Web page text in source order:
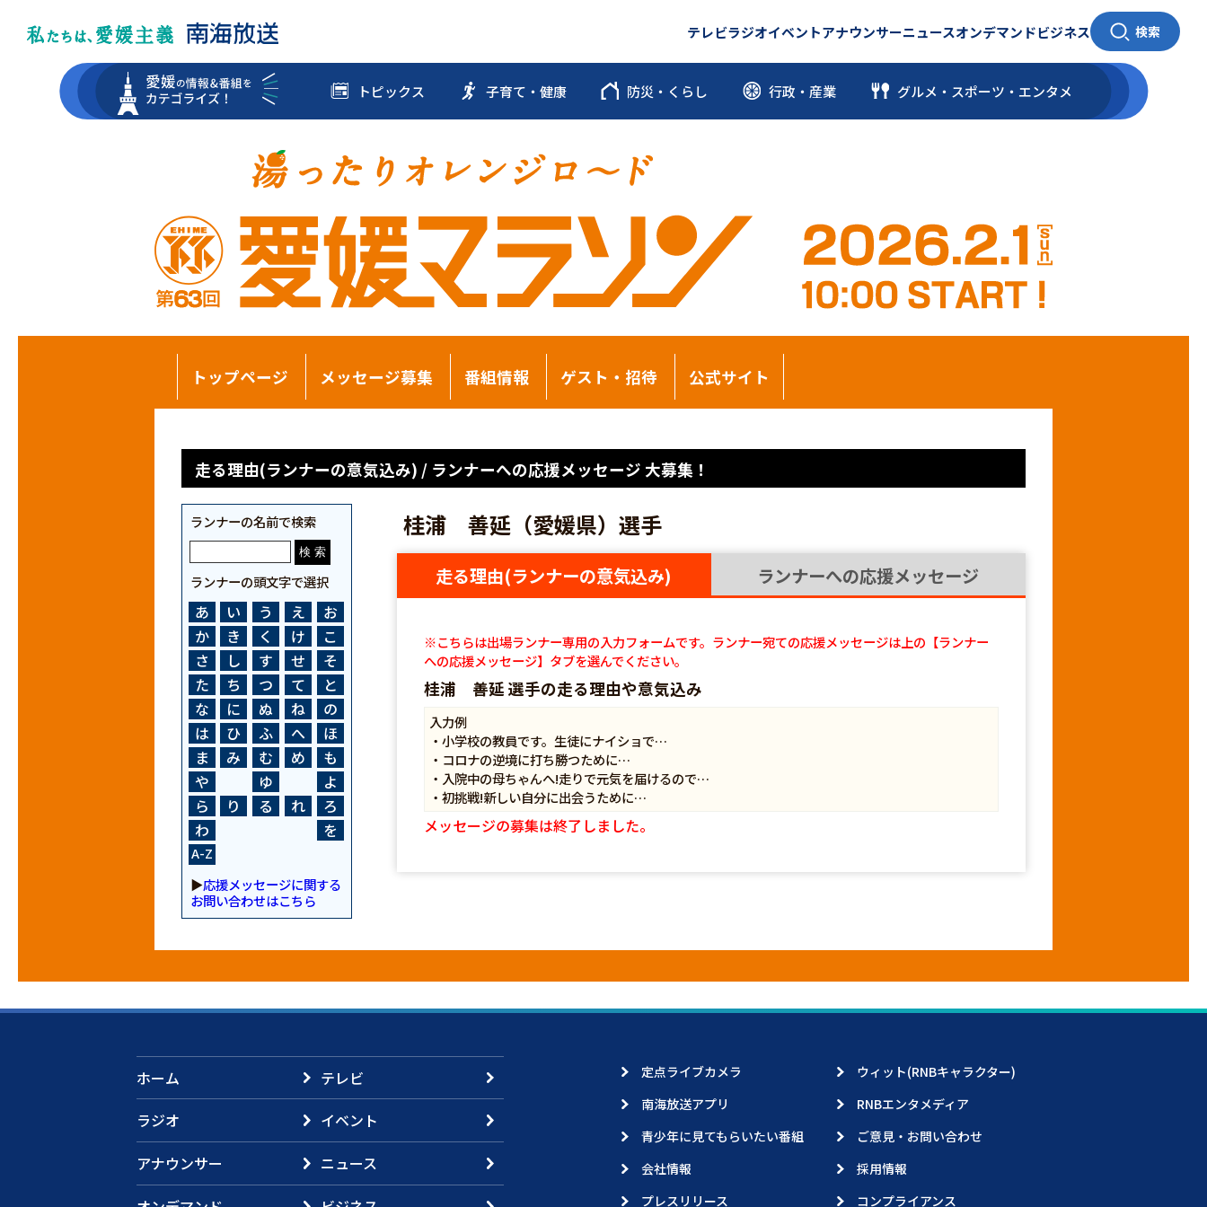
テレビラジオイベントアナウンサーニュースオンデマンドビジネス 検索
トピックス 子育て・健康 防災・くらし 行政・産業 グルメ・スポーツ ・ エンタメ
トップページ メッセージ募集 番組情報 ゲスト・招待 公式サイト
走る理由(ランナーの意気込み) / ランナーへの応援メッセージ 大募集！
ランナーの名前で検索
ランナーの頭文字で選択
あ い う え
お
か
き く け
こ
さ
し す せ
そ
た
ち つ て
と
な
に ぬ ね
の
は
ひ ふ へ
ほ
ま
み む め
も
や
ゆ
よ
ら
り る れ
ろ
わ
を
A-Z
▶応援メッセージに関する
お問い合わせはこちら
桂浦 善延（愛媛県）選手
走る理由(ランナーの意気込み) ランナーへの応援メッセージ
※こちらは出場ランナー専用の入力フォームです。ランナー宛ての応援メッセージは上の【ランナー
への応援メッセージ】タブを選んでください。
桂浦 善延 選手の走る理由や意気込み
入力例
・小学校の教員です。生徒にナイショで…
・コロナの逆境に打ち勝つために…
・入院中の母ちゃんへ!走りで元気を届けるので…
・初挑戦!新しい自分に出会うために…
メッセージの募集は終了しました。
ホーム
テレビ
ラジオ
イベント
アナウンサー
ニュース
定点ライブカメラ
ウィット(RNBキャラクター)
南海放送アプリ
RNBエンタメディア
青少年に見てもらいたい番組
ご意見・お問い合わせ
会社情報
採用情報
プレスリリース
コンプライアンス